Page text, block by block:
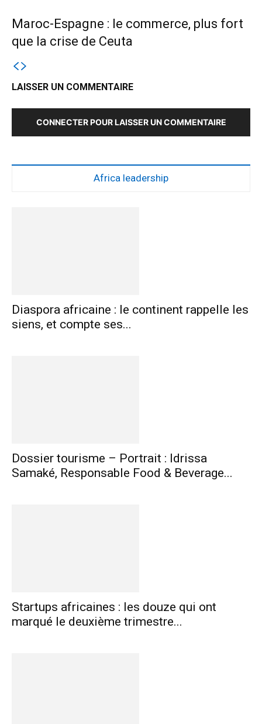
Maroc-Espagne : le commerce, plus fort
que la crise de Ceuta
LAISSER UN COMMENTAIRE
CONNECTER POUR LAISSER UN COMMENTAIRE
Africa leadership
Diaspora africaine : le continent rappelle les
siens, et compte ses...
Dossier tourisme – Portrait : Idrissa
Samaké, Responsable Food & Beverage...
Startups africaines : les douze qui ont
marqué le deuxième trimestre...